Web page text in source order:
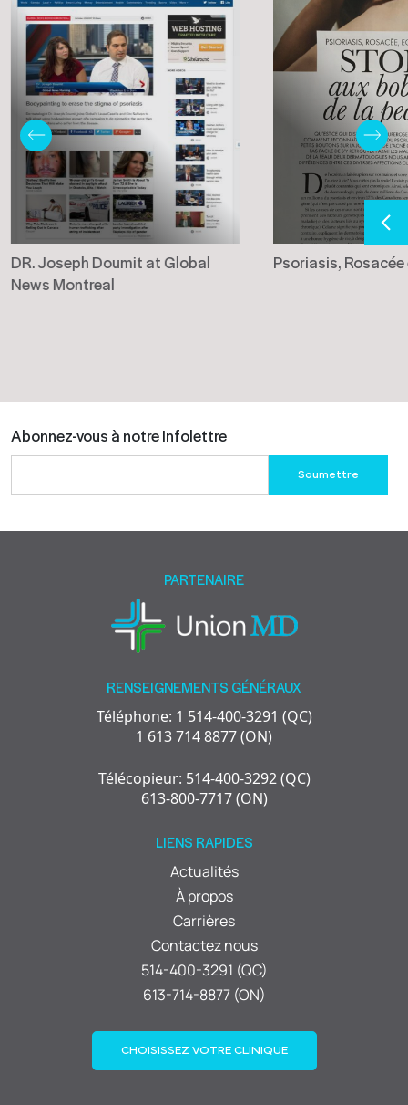
DR. Joseph Doumit at Global
News Montreal
Psoriasis,
Abonnez-vous à notre Infolettre
leave
field
RENSEIGNEMENTS GÉNÉRAUX
Téléphone: 1 514-400-3291 (QC)
1 613 714 8877 (ON)
Télécopieur: 514-400-3292 (QC)
613-800-7717 (ON)
PARTENAIRE
LIENS RAPIDES
Actualités
À propos
Carrières
Contactez nous
514-400-3291 (QC)
613-714-8877 (ON)
CHOISISSEZ VOTRE CLINIQUE